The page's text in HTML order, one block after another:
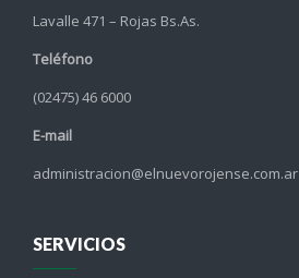
Lavalle 471 – Rojas Bs.As.
Teléfono
(02475) 46 6000
E-mail
administracion@elnuevorojense.com.ar
SERVICIOS